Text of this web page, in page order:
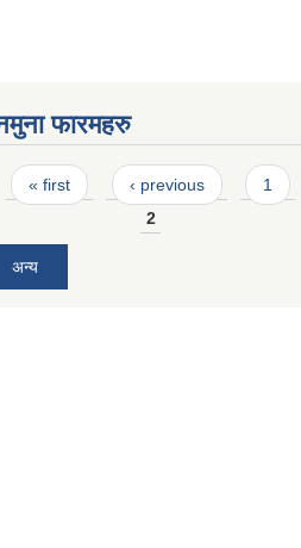
फारमहरु
Pages
« first ‹ previous
1
2
अन्य